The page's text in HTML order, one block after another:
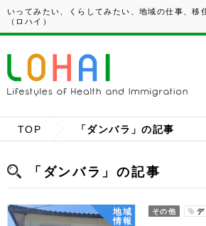
いってみたい、くらしてみたい、地域の仕事、
（ロハイ）
TOP 「ダンバラ」の記事
「ダンバラ」の記事
地域
情報
その他